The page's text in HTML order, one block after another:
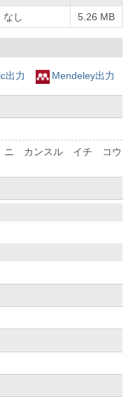
なし 5.26 MB
出力 Mendeley出力
ニ カンスル イチ コウ